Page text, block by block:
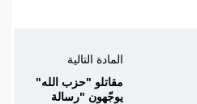
المادة التالية
مقاتلو "حزب الله"
يوجّهون "رسالة